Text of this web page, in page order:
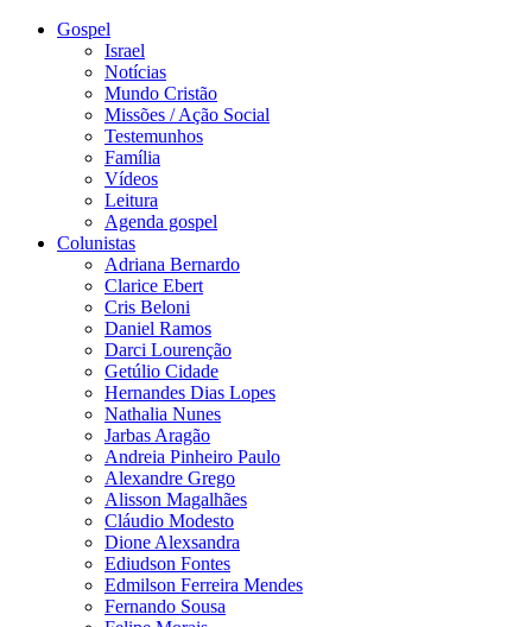
Gospel
Israel
Notícias
Mundo Cristão
Missões / Ação Social
Testemunhos
Família
Vídeos
Leitura
Agenda gospel
Colunistas
Adriana Bernardo
Clarice Ebert
Cris Beloni
Daniel Ramos
Darci Lourenção
Getúlio Cidade
Hernandes Dias Lopes
Nathalia Nunes
Jarbas Aragão
Andreia Pinheiro Paulo
Alexandre Grego
Alisson Magalhães
Cláudio Modesto
Dione Alexsandra
Ediudson Fontes
Edmilson Ferreira Mendes
Fernando Sousa